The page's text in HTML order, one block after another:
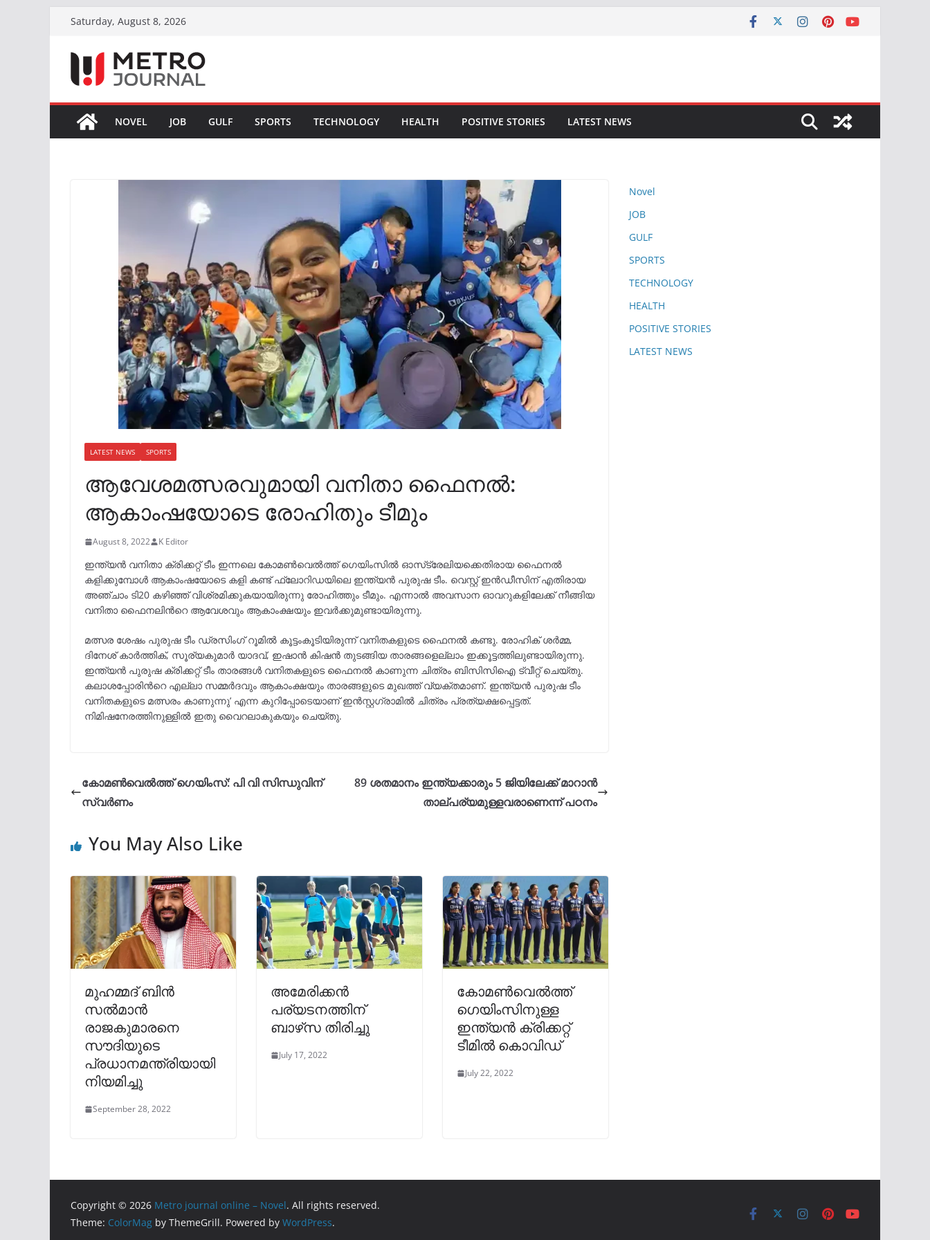
content
Saturday, August 8, 2026
NOVEL JOB GULF SPORTS TECHNOLOGY HEALTH POSITIVE STORIES LATEST NEWS
LATEST NEWS SPORTS
ആവേശമത്സരവുമായി വനിതാ ഫൈനല്‍:
ആകാംഷയോടെ രോഹിതും ടീമും
August 8, 2022 K Editor
ഇന്ത്യന്‍ വനിതാ ക്രിക്കറ്റ് ടീം ഇന്നലെ കോമണ്‍വെല്‍ത്ത് ഗെയിംസില്‍ ഓസ്‌ട്രേലിയക്കെതിരായ ഫൈനല്‍
കളിക്കുമ്പോള്‍ ആകാംഷയോടെ കളി കണ്ട് ഫ്ലോറിഡയിലെ ഇന്ത്യൻ പുരുഷ ടീം. വെസ്റ്റ് ഇന്‍ഡീസിന് എതിരായ
അഞ്ചാം ടി20 കഴിഞ്ഞ് വിശ്രമിക്കുകയായിരുന്നു രോഹിത്തും ടീമും. എന്നാല്‍ അവസാന ഓവറുകളിലേക്ക് നീങ്ങിയ
വനിതാ ഫൈനലിന്‍റെ ആവേശവും ആകാംക്ഷയും ഇവര്‍ക്കുമുണ്ടായിരുന്നു.
മത്സര ശേഷം പുരുഷ ടീം ഡ്രസിംഗ് റൂമില്‍ കൂട്ടംകൂടിയിരുന്ന് വനിതകളുടെ ഫൈനല്‍ കണ്ടു. രോഹിക് ശര്‍മ്മ,
ദിനേശ് കാര്‍ത്തിക്, സൂര്യകുമാര്‍ യാദവ്, ഇഷാന്‍ കിഷന്‍ തുടങ്ങിയ താരങ്ങളെല്ലാം ഇക്കൂട്ടത്തിലുണ്ടായിരുന്നു.
ഇന്ത്യന്‍ പുരുഷ ക്രിക്കറ്റ് ടീം താരങ്ങള്‍ വനിതകളുടെ ഫൈനല്‍ കാണുന്ന ചിത്രം ബിസിസിഐ ട്വീറ്റ് ചെയ്തു.
കലാശപ്പോരിന്‍റെ എല്ലാ സമ്മര്‍ദവും ആകാംക്ഷയും താരങ്ങളുടെ മുഖത്ത് വ്യക്തമാണ്. ഇന്ത്യന്‍ പുരുഷ ടീം
വനിതകളുടെ മത്സരം കാണുന്നു’ എന്ന കുറിപ്പോടെയാണ് ഇന്‍സ്റ്റഗ്രാമില്‍ ചിത്രം പ്രത്യക്ഷപ്പെട്ടത്.
നിമിഷനേരത്തിനുള്ളില്‍ ഇതു വൈറലാകുകയും ചെയ്തു.
കോമണ്‍വെല്‍ത്ത് ഗെയിംസ്: പി വി സിന്ധുവിന്
സ്വര്‍ണം
89 ശതമാനം ഇന്ത്യക്കാരും 5 ജിയിലേക്ക് മാറാൻ
താല്പര്യമുള്ളവരാണെന്ന് പഠനം
You May Also Like
മുഹമ്മദ് ബിന്‍
സല്‍മാൻ
രാജകുമാരനെ
സൗദിയുടെ
പ്രധാനമന്ത്രിയായി
നിയമിച്ചു
September 28, 2022
അമേരിക്കൻ
പര്യടനത്തിന്
ബാഴ്‌സ തിരിച്ചു
July 17, 2022
കോമൺവെൽത്ത്
ഗെയിംസിനുള്ള
ഇന്ത്യൻ ക്രിക്കറ്റ്
ടീമിൽ കൊവിഡ്
July 22, 2022
Novel
JOB
GULF
SPORTS
TECHNOLOGY
HEALTH
POSITIVE STORIES
LATEST NEWS
Copyright © 2026 Metro journal online – Novel. All rights reserved.
Theme: ColorMag by ThemeGrill. Powered by WordPress.